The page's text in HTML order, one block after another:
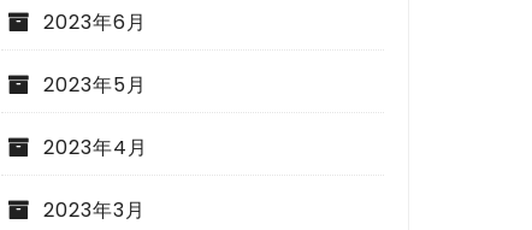
2023年6月
2023年5月
2023年4月
2023年3月